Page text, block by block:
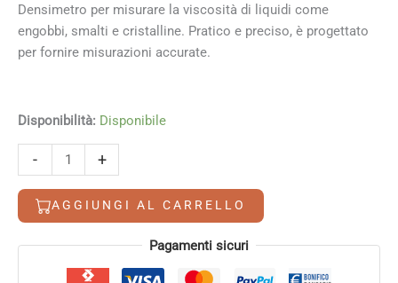
Densimetro per misurare la viscosità di liquidi come
engobbi, smalti e cristalline. Pratico e preciso, è progettato
per fornire misurazioni accurate.
Disponibilità: Disponibile
-
Densimetro
per
smalti
quantità
+
AGGIUNGI AL CARRELLO
Pagamenti sicuri